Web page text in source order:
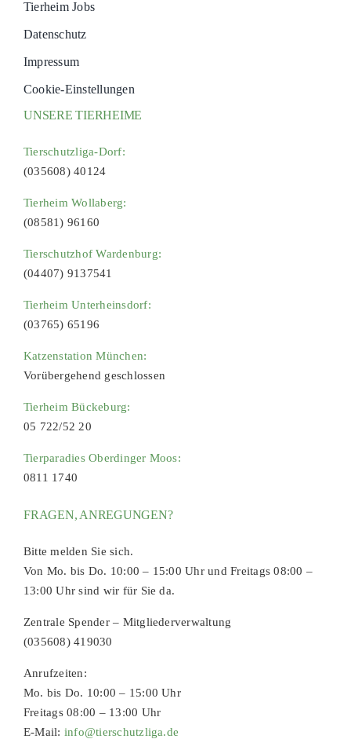
Tierheim Jobs
Datenschutz
Impressum
Cookie-Einstellungen
UNSERE TIERHEIME
Tierschutzliga-Dorf:
(035608) 40124
Tierheim Wollaberg:
(08581) 96160
Tierschutzhof Wardenburg:
(04407) 9137541
Tierheim Unterheinsdorf:
(03765) 65196
Katzenstation München:
Vorübergehend geschlossen
Tierheim Bückeburg:
05 722/52 20
Tierparadies Oberdinger Moos:
0811 1740
FRAGEN, ANREGUNGEN?
Bitte melden Sie sich.
Von Mo. bis Do. 10:00 – 15:00 Uhr und Freitags 08:00 –
13:00 Uhr sind wir für Sie da.
Zentrale Spender – Mitgliederverwaltung
(035608) 419030
Anrufzeiten:
Mo. bis Do. 10:00 – 15:00 Uhr
Freitags 08:00 – 13:00 Uhr
E-Mail: info@tierschutzliga.de